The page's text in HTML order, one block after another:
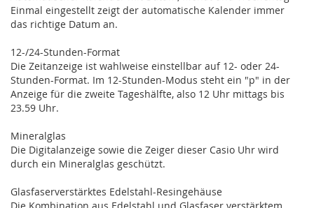
Einmal eingestellt zeigt der automatische Kalender immer
das richtige Datum an.
12-/24-Stunden-Format
Die Zeitanzeige ist wahlweise einstellbar auf 12- oder 24-
Stunden-Format. Im 12-Stunden-Modus steht ein "p" in der
Anzeige für die zweite Tageshälfte, also 12 Uhr mittags bis
23.59 Uhr.
Mineralglas
Die Digitalanzeige sowie die Zeiger dieser Casio Uhr wird
durch ein Mineralglas geschützt.
Glasfaserverstärktes Edelstahl-Resingehäuse